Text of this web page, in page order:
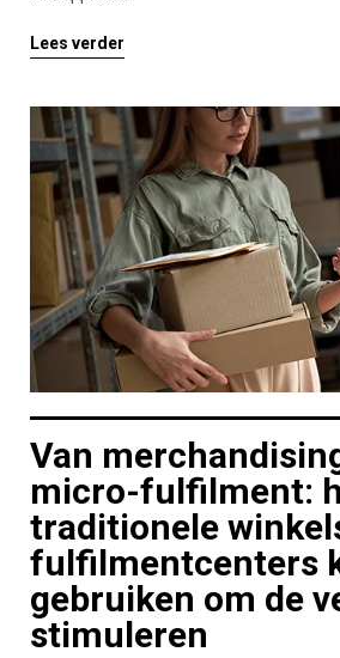
Lees verder
Van
micro-fulfilment:
traditionele
fulfilmentcenters
gebruiken om de
stimuleren